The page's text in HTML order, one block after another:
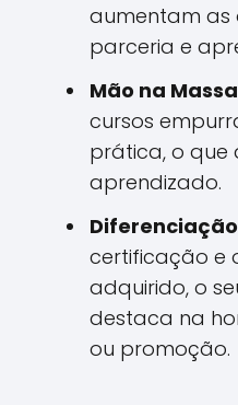
aumentam as
parceria e
Mão na
cursos
prática, o que
aprendizado.
certificação e
adquirido, o
destaca na
ou promoção.